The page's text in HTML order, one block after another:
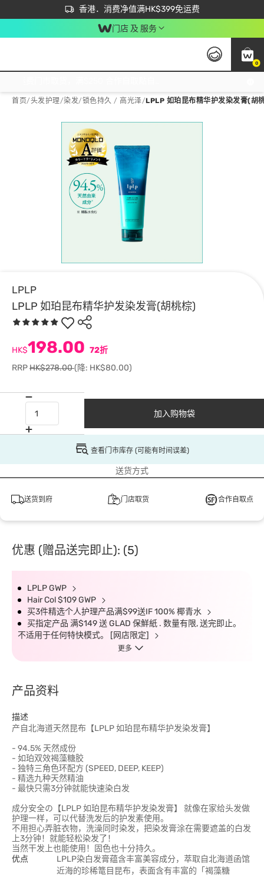
香港．消费净值满HK$399免运费
立即成为易赏钱会员尽享独家优惠
首次APP下单买满$450 输入 NEWAPP 即减$50
门店 及 服务
0
首页/头发护理/染发/锁色持久 / 高光泽/LPLP 如珀昆布精华护发染发膏(胡
LPLP
LPLP 如珀昆布精华护发染发膏(胡桃棕)
HK$198.00 72折
RRPHK$278.00(降: HK$80.00)
加入购物袋
查看门市库存 (可能有时间误差)
送货方式
送货到府 门店取货 合作自取点
优惠 (赠品送完即止): (5)
LPLP GWP
Hair Col $109 GWP
买3件精选个人护理产品满$99送IF 100% 椰青水
买指定产品 满$149 送 GLAD 保鮮紙 . 数量有限, 送完即止。
不适用于任何特快模式。 [网店限定]
更多
产品资料
描述
产自北海道天然昆布【LPLP 如珀昆布精华护发染发膏】
- 94.5% 天然成份
- 如珀双效褐藻糖胶
- 独特三角色环配方 (SPEED, DEEP, KEEP)
- 精选九种天然精油
- 最快只需3分钟就能快速染白发
成分安全の【LPLP 如珀昆布精华护发染发膏】 就像在家给头发做
护理一样，可以代替洗发后的护发素使用。
不用担心弄脏衣物，洗澡同时染发，把染发膏涂在需要遮盖的白发
上3分钟！就能轻松染发了！
当然干发上也能使用！固色也十分持久。
优点
LPLP染白发膏蕴含丰富美容成分，萃取自北海道函馆
近海的珍稀篭目昆布，表面含有丰富的「褐藻糖